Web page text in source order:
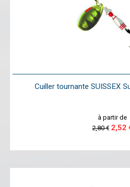
Cuiller tournante SUISSEX
à partir de
2,80 € 2,52